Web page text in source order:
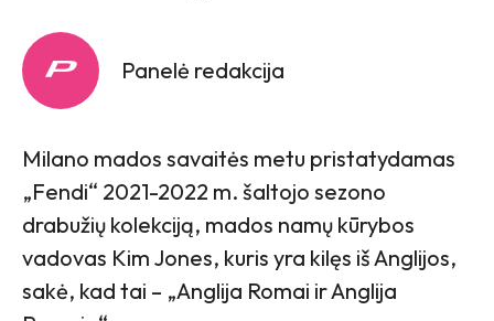
Panelė redakcija
Milano mados savaitės metu pristatydamas
„Fendi“ 2021-2022 m. šaltojo sezono
drabužių kolekciją, mados namų kūrybos
vadovas Kim Jones, kuris yra kilęs iš Anglijos,
sakė, kad tai – „Anglija Romai ir Anglija